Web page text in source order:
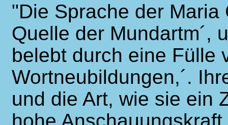
"Die Sprache der
Quelle der Mundartm´,
belebt durch eine Fülle
Wortneubildungen,´.
und die Art, wie sie ein